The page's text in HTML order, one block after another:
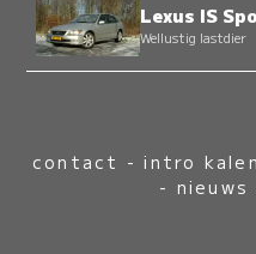
Lexus IS
Wellustig lastdier
contact -intro
- nieuws